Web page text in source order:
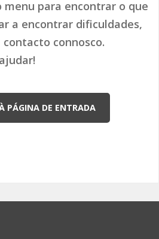
para encontrar o que
a encontrar dificuldades,
connosco.
PÁGINA DE ENTRADA